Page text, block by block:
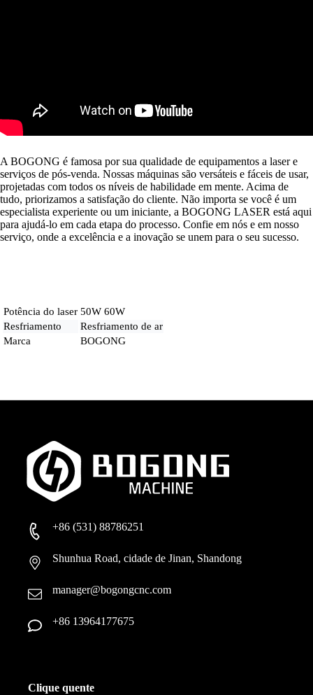
A BOGONG é famosa por sua qualidade de equipamentos a laser e
serviços de pós-venda. Nossas máquinas são versáteis e fáceis de usar,
projetadas com todos os níveis de habilidade em mente. Acima de
tudo, priorizamos a satisfação do cliente. Não importa se você é um
especialista experiente ou um iniciante, a BOGONG LASER está aqui
para ajudá-lo em cada etapa do processo. Confie em nós e em nosso
serviço, onde a excelência e a inovação se unem para o seu sucesso.
Potência do laser 50W 60W
Resfriamento
Resfriamento de ar
Marca
BOGONG
+86 (531) 88786251
Shunhua Road, cidade de Jinan, Shandong
manager@bogongcnc.com
+86 13964177675
Clique quente